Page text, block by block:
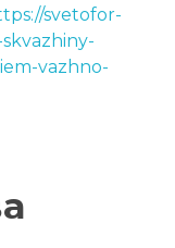
svetofor-
vazhno-